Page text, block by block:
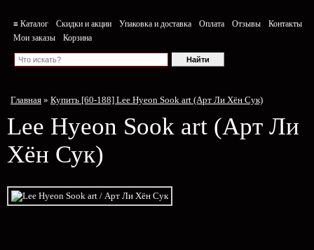
≡ Каталог Скидки и акции Упаковка и доставка Оплата Отзывы
Контакты
Мои заказы
Корзина
Главная » Купить [60-188] Lee Hyeon Sook art (Арт Ли Хён Сук)
Lee Hyeon Sook art (Арт Ли
Хён Сук)